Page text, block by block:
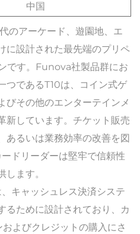
中国
のアーケード、遊園地、エ
に設計された最先端のプリペ
です。Funova社製品群にお
つであるT10は、コイン式ゲ
びその他のエンターテインメ
新しています。チケット販売
あるいは業務効率の改善を図
ドリーダーは堅牢で信頼性
ます。
キャッシュレス決済システ
るために設計されており、カ
よびクレジットの購入にさ